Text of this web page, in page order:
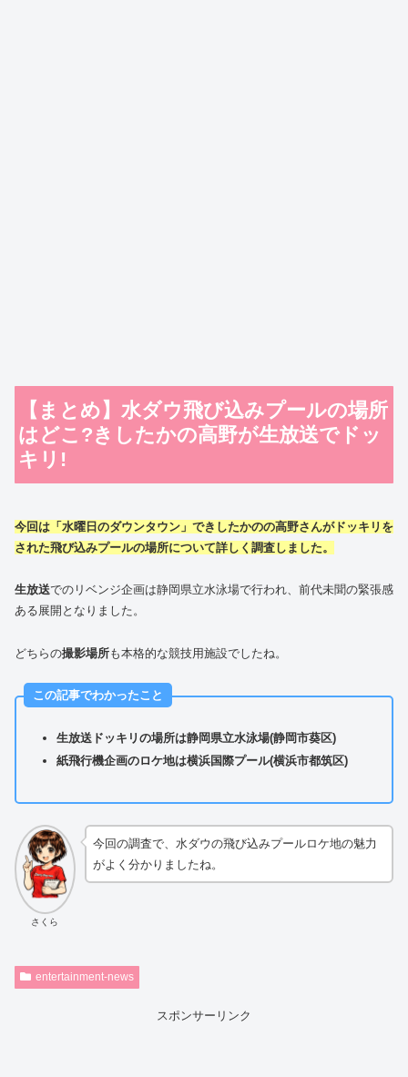
【まとめ】水ダウ飛び込みプールの場所
はどこ?きしたかの高野が生放送でドッ
キリ!
今回は「水曜日のダウンタウン」できしたかのの高野さんがドッキリを
された飛び込みプールの場所について詳しく調査しました。
生放送でのリベンジ企画は静岡県立水泳場で行われ、前代未聞の緊張感
ある展開となりました。
どちらの撮影場所も本格的な競技用施設でしたね。
この記事でわかったこと
生放送ドッキリの場所は静岡県立水泳場(静岡市葵区)
紙飛行機企画のロケ地は横浜国際プール(横浜市都筑区)
さくら
今回の調査で、水ダウの飛び込みプールロケ地の魅力
がよく分かりましたね。
entertainment-news
スポンサーリンク